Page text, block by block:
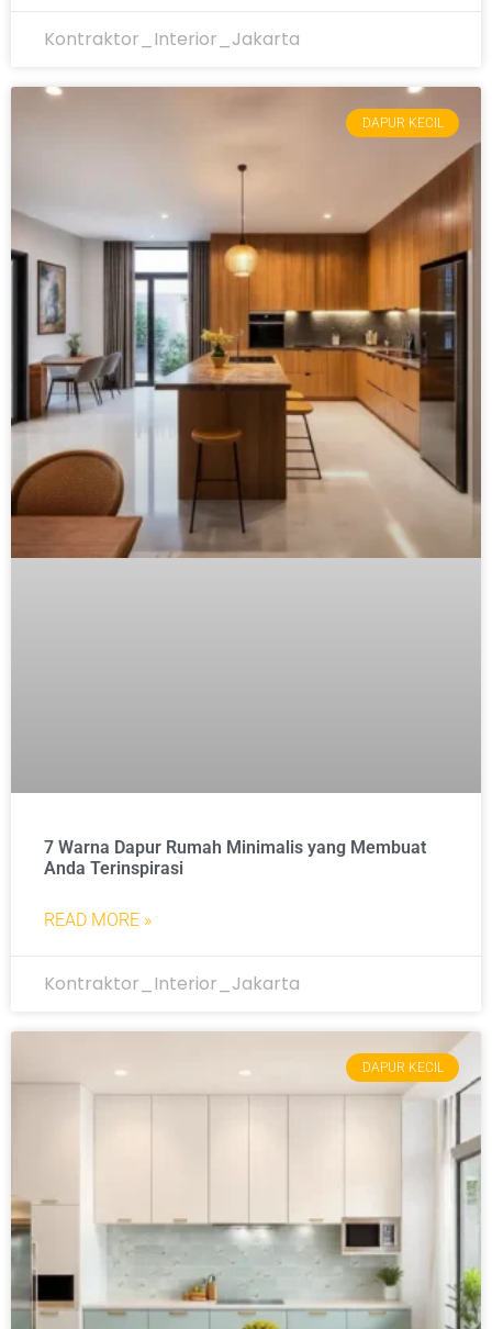
Kontraktor_Interior_Jakarta
DAPUR KECIL
7 Warna Dapur Rumah Minimalis yang Membuat
Anda Terinspirasi
READ MORE »
Kontraktor_Interior_Jakarta
DAPUR KECIL